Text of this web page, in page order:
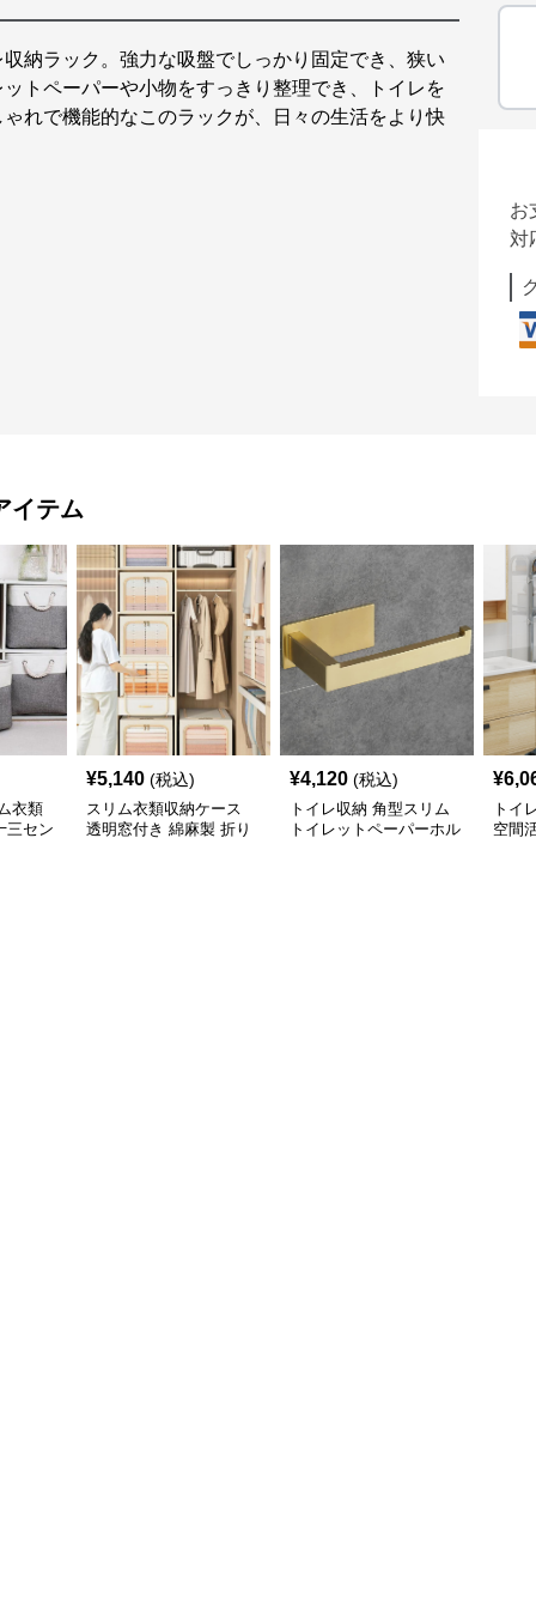
納ラック。強力な吸盤でしっかり固定でき、狭い
トペーパーや小物をすっきり整理でき、トイレを
れで機能的なこのラックが、日々の生活をより快
お
対
イテム
衣類
三セン
¥5,140 (税込)
スリム衣類収納ケース
透明窓付き 綿麻製 折り
¥4,120 (税込)
トイレ収納 角型スリム
トイレットペーパーホル
¥
トイ
空間